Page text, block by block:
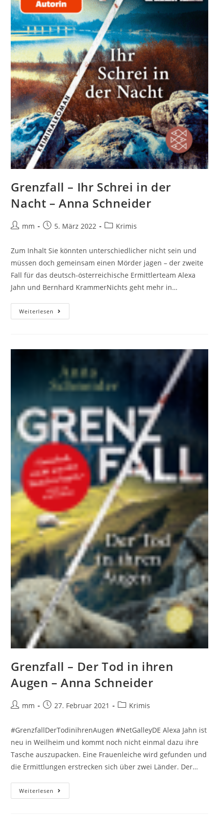
Grenzfall – Ihr Schrei in der
Nacht – Anna Schneider
mm 5. März 2022 Krimis
Zum Inhalt Sie könnten unterschiedlicher nicht sein und
müssen doch gemeinsam einen Mörder jagen – der zweite
Fall für das deutsch-österreichische Ermittlerteam Alexa
Jahn und Bernhard KrammerNichts geht mehr in…
Weiterlesen
Grenzfall – Der Tod in ihren
Augen – Anna Schneider
mm 27. Februar 2021 Krimis
#GrenzfallDerTodinihrenAugen #NetGalleyDE Alexa Jahn ist
neu in Weilheim und kommt noch nicht einmal dazu ihre
Tasche auszupacken. Eine Frauenleiche wird gefunden und
die Ermittlungen erstrecken sich über zwei Länder. Der…
Weiterlesen